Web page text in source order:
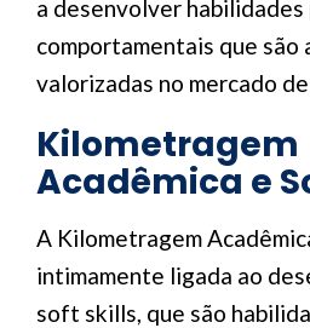
a desenvolver habilidades
comportamentais que são
valorizadas no mercado
Kilometragem
Acadêmica e
A Kilometragem
intimamente ligada ao
soft skills, que são